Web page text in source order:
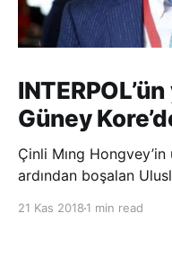
Güney
Çinli Mıng
ardından boşalan
21 Kas 2018 1 min read